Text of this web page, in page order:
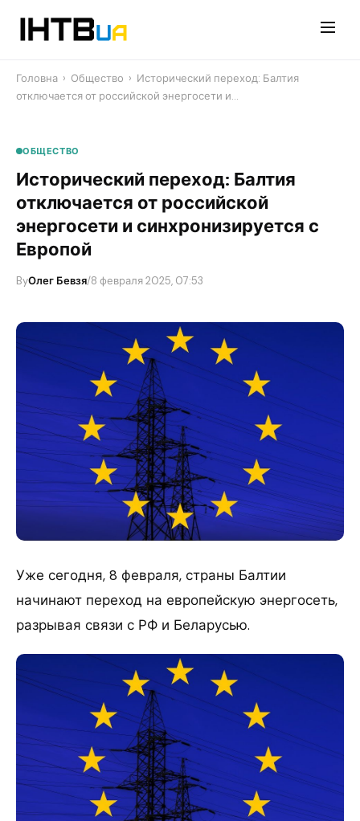
Головна › Общество › ​Исторический переход: Балтия
отключается от российской энергосети и…
ОБЩЕСТВО
​Исторический переход: Балтия
отключается от российской
энергосети и синхронизируется с
Европой
ByОлег Бевзя/8 февраля 2025, 07:53
Уже сегодня, 8 февраля, страны Балтии
начинают переход на европейскую энергосеть,
разрывая связи с РФ и Беларусью.